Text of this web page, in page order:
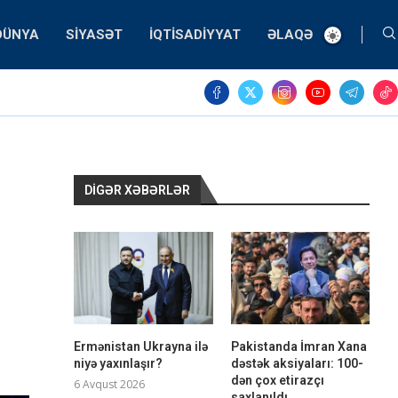
SIYASƏT İQTISADIYYAT ƏLAQƏ
DIGƏR XƏBƏRLƏR
Ermənistan Ukrayna ilə
niyə yaxınlaşır?
6 Avqust 2026
Pakistanda İmran Xana
dəstək aksiyaları: 100-
dən çox etirazçı